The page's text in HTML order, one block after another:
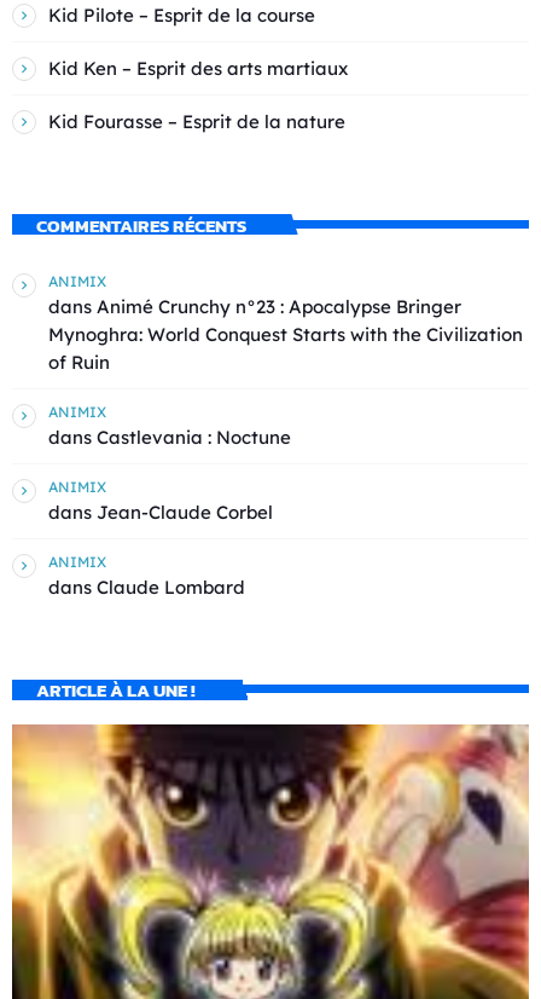
Kid Pilote – Esprit de la course
Kid Ken – Esprit des arts martiaux
Kid Fourasse – Esprit de la nature
COMMENTAIRES RÉCENTS
ANIMIX
dans Animé Crunchy n°23 : Apocalypse Bringer
Mynoghra: World Conquest Starts with the Civilization
of Ruin
ANIMIX
dans Castlevania : Noctune
ANIMIX
dans Jean-Claude Corbel
ANIMIX
dans Claude Lombard
ARTICLE À LA UNE !